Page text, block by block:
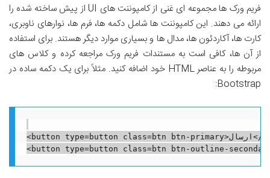
فریم ورک ها مجموعه ای غنی از کامپوننت های UI از پیش ساخته شده را
ارائه می دهند. این کامپوننت ها شامل دکمه ها، فرم ها، نوارهای ناوبری،
کارت ها، آکاردئون ها، مدال ها و بسیاری موارد دیگر هستند. برای استفاده
از آن ها، کافی است به مستندات فریم ورک مراجعه کرده و کلاس های
مربوطه را به عناصر HTML خود اضافه کنید. مثلاً برای یک دکمه ساده در
Bootstrap:
<button type=button class=btn btn-primary>ارسال</button>